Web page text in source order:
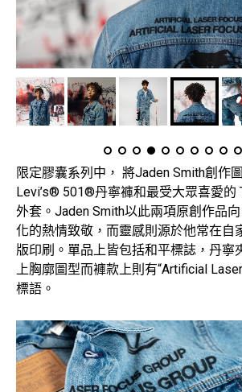
限定膠囊系列中， 將Jaden Smith創作
Levi’s® 501®丹寧褲和最受大眾喜愛的
外套。Jaden Smith以此兩項原創作品
化的熱情致敬，而靈感則源於他常在自
版印刷。單品上皆包括和平標誌，丹寧
上胸廓圖型而褲款上則有“Artificial
標語。